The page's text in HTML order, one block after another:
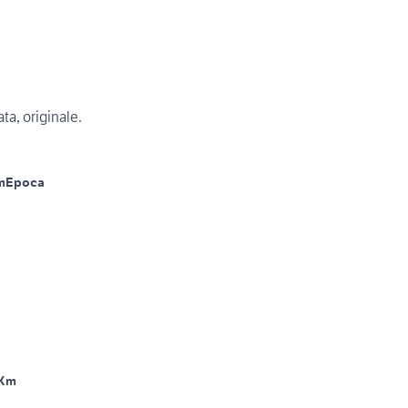
originale.
Epoca